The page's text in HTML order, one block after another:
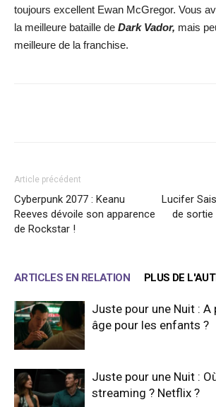
toujours excellent Ewan McGregor. Vous
la meilleure bataille de Dark Vador, mais
meilleure de la franchise.
Article précédent
Cyberpunk 2077 : Keanu
Reeves dévoile son apparence
de Rockstar !
Lucifer
de sortie
ARTICLES EN RELATION PLUS DE
Juste pour une Nuit : A
âge pour les enfants ?
Juste pour une Nuit :
streaming ? Netflix ?